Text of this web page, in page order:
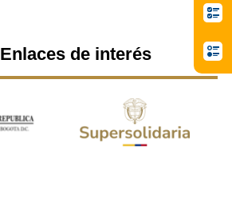
Enlaces de interés